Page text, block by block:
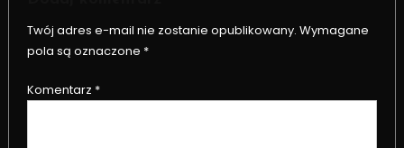
Twój adres e-mail nie zostanie opublikowany. Wymagane
pola są oznaczone *
Komentarz *